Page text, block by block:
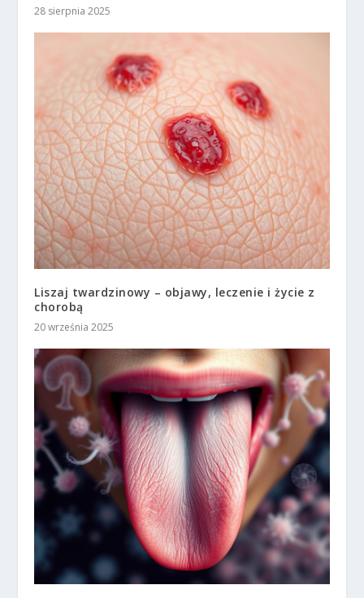
28 sierpnia 2025
Liszaj twardzinowy – objawy, leczenie i życie z
chorobą
20 września 2025